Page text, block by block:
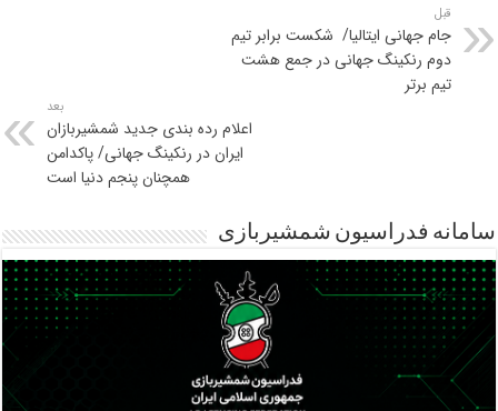
قبل
جام جهانی ایتالیا/ شکست برابر تیم
دوم رنکینگ جهانی در جمع هشت
تیم برتر
بعد
اعلام رده بندی جدید شمشیربازان
ایران در رنکینگ جهانی/ پاکدامن
همچنان پنجم دنیا است
سامانه فدراسیون شمشیربازی